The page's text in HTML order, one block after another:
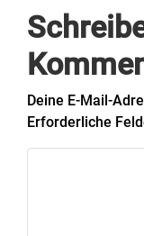
Deine E-Mail-
Erforderliche